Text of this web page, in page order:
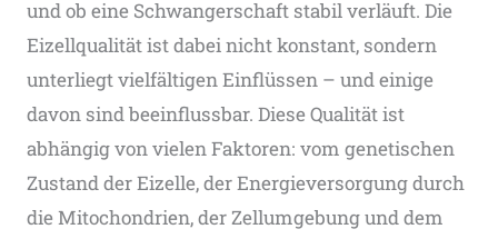
und ob eine Schwangerschaft stabil verläuft. Die
Eizellqualität ist dabei nicht konstant, sondern
unterliegt vielfältigen Einflüssen – und einige
davon sind beeinflussbar. Diese Qualität ist
abhängig von vielen Faktoren: vom genetischen
Zustand der Eizelle, der Energieversorgung durch
die Mitochondrien, der Zellumgebung und dem